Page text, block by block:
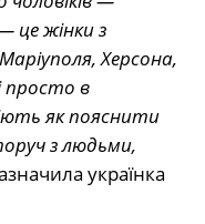
це жінки з
Херсона,
просто в
як пояснити
з людьми,
українка